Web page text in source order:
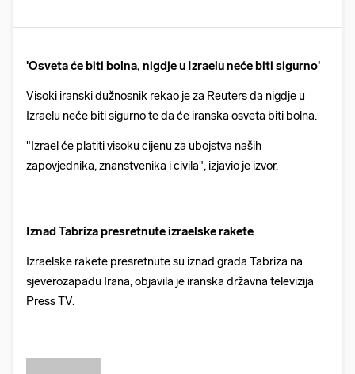
'Osveta će biti bolna, nigdje u Izraelu neće biti sigurno'
Visoki iranski dužnosnik rekao je za Reuters da nigdje u
Izraelu neće biti sigurno te da će iranska osveta biti bolna.
"Izrael će platiti visoku cijenu za ubojstva naših
zapovjednika, znanstvenika i civila", izjavio je izvor.
Iznad Tabriza presretnute izraelske rakete
Izraelske rakete presretnute su iznad grada Tabriza na
sjeverozapadu Irana, objavila je iranska državna televizija
Press TV.